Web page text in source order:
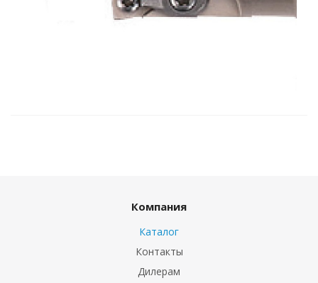
Компания
Каталог
Контакты
Дилерам